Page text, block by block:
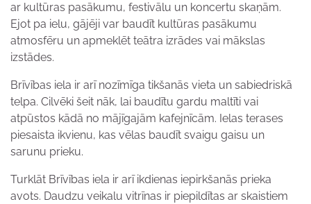
ar kultūras pasākumu, festivālu un koncertu skaņām.
Ejot pa ielu, gājēji var baudīt kultūras pasākumu
atmosfēru un apmeklēt teātra izrādes vai mākslas
izstādes.
Brīvības iela ir arī nozīmīga tikšanās vieta un sabiedriskā
telpa. Cilvēki šeit nāk, lai baudītu gardu maltīti vai
atpūstos kādā no mājīgajām kafejnīcām. Ielas terases
piesaista ikvienu, kas vēlas baudīt svaigu gaisu un
sarunu prieku.
Turklāt Brīvības iela ir arī ikdienas iepirkšanās prieka
avots. Daudzu veikalu vitrīnas ir piepildītas ar skaistiem